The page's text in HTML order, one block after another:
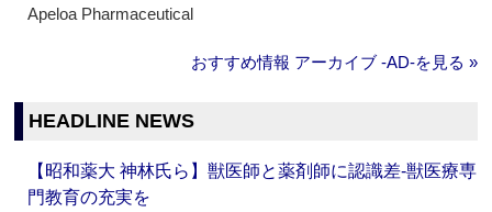
Apeloa Pharmaceutical
おすすめ情報 アーカイブ ‐AD‐を見る »
HEADLINE NEWS
【昭和薬大 神林氏ら】獣医師と薬剤師に認識差‐獣医療専
門教育の充実を